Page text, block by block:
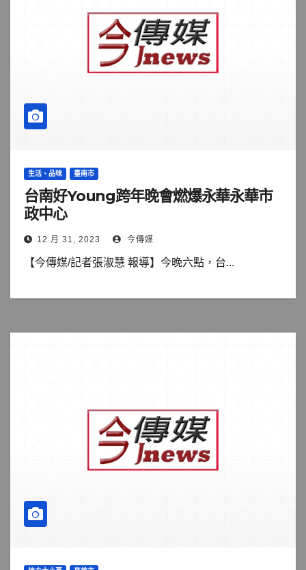
生活、品味 臺南市
台南好Young跨年晚會燃爆永華永華市
政中心
12 月 31, 2023 今傳媒
【今傳媒/記者張淑慧 報導】今晚六點，台...